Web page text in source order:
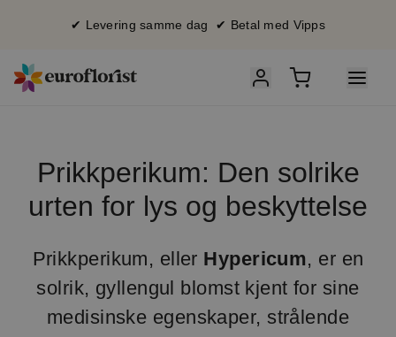
✔ Levering samme dag ✔ Betal med Vipps
Prikkperikum: Den solrike
urten for lys og beskyttelse
Prikkperikum, eller Hypericum, er en
solrik, gyllengul blomst kjent for sine
medisinske egenskaper, strålende